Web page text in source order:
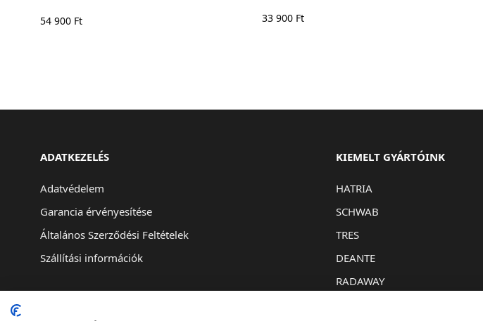
54 900 Ft 33 900 Ft
ADATKEZELÉS
Adatvédelem
Garancia érvényesítése
Általános Szerződési Feltételek
Szállítási információk
KIEMELT GYÁRTÓINK
HATRIA
SCHWAB
TRES
DEANTE
RADAWAY